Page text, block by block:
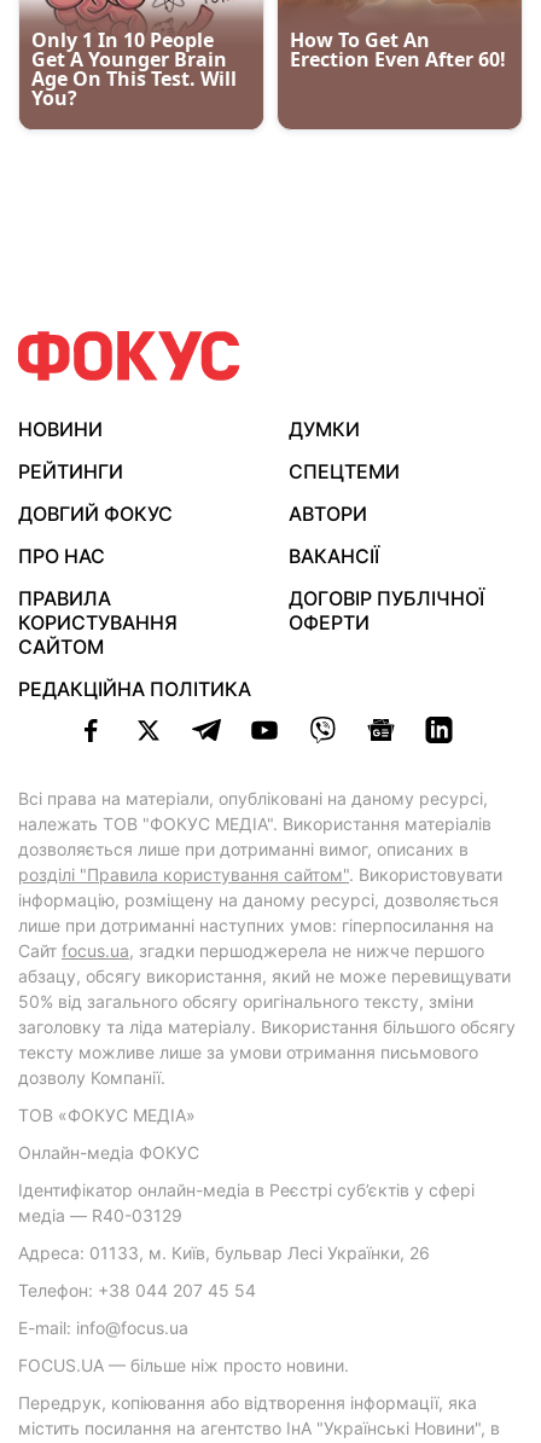
НОВИНИ
ДУМКИ
РЕЙТИНГИ
СПЕЦТЕМИ
ДОВГИЙ ФОКУС
АВТОРИ
ПРО НАС
ВАКАНСІЇ
ПРАВИЛА
КОРИСТУВАННЯ
САЙТОМ
ДОГОВІР ПУБЛІЧНОЇ
ОФЕРТИ
РЕДАКЦІЙНА ПОЛІТИКА
Всі права на матеріали, опубліковані на даному ресурсі,
належать ТОВ "ФОКУС МЕДІА". Використання матеріалів
дозволяється лише при дотриманні вимог, описаних в
розділі "Правила користування сайтом". Використовувати
інформацію, розміщену на даному ресурсі, дозволяється
лише при дотриманні наступних умов: гіперпосилання на
Cайт focus.ua, згадки першоджерела не нижче першого
абзацу, обсягу використання, який не може перевищувати
50% від загального обсягу оригінального тексту, зміни
заголовку та ліда матеріалу. Використання більшого обсягу
тексту можливе лише за умови отримання письмового
дозволу Компанії.
ТОВ «ФОКУС МЕДІА»
Онлайн-медіа ФОКУС
Ідентифікатор онлайн-медіа в Реєстрі суб’єктів у сфері
медіа — R40-03129
Адреса: 01133, м. Київ, бульвар Лесі Українки, 26
Телефон: +38 044 207 45 54
E-mail: info@focus.ua
FOCUS.UA — більше ніж просто новини.
Передрук, копіювання або відтворення інформації, яка
містить посилання на агентство ІнА "Українські Новини", в